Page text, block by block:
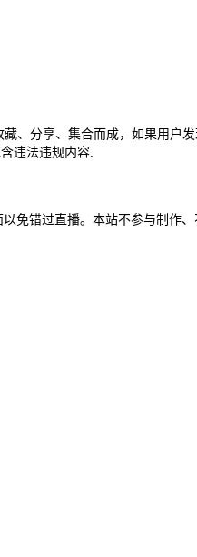
、分享、集合而成，如果用户
违法违规内容.
免错过直播。本站不参与制作